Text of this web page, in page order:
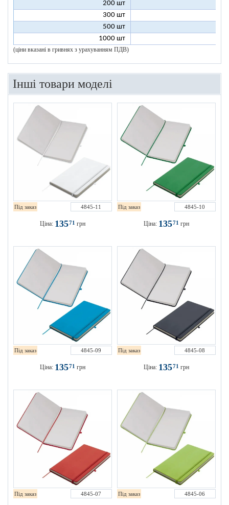
200 шт
300 шт
500 шт
1000 шт
(ціни вказані в гривнях з урахуванням ПДВ)
Інші товари моделі
Під заказ 4845-11
Ціна: 13571 грн
Під заказ 4845-10
Ціна: 13571 грн
Під заказ 4845-09
Ціна: 13571 грн
Під заказ 4845-08
Ціна: 13571 грн
Під заказ 4845-07 Під заказ 4845-06